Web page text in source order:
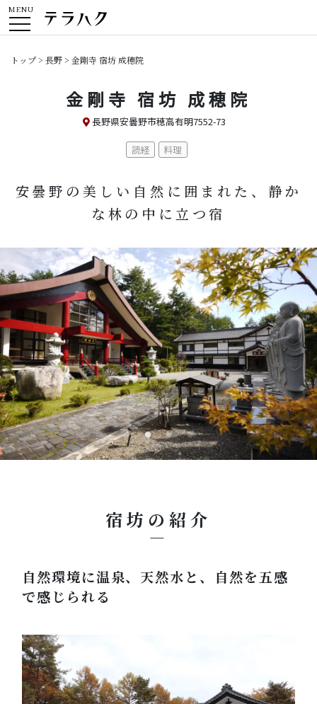
MENU
トップ> 長野> 金剛寺 宿坊 成穂院
金剛寺 宿坊 成穂院
長野県安曇野市穂高有明7552-73
読経 料理
安曇野の美しい自然に囲まれた、静か
な林の中に立つ宿
宿坊の紹介
自然環境に温泉、天然水と、自然を五感
で感じられる